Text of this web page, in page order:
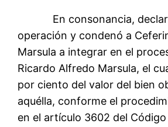
En consonancia, declaró
operación y condenó a
Marsula a integrar en el
Ricardo Alfredo Marsula, el
por ciento del valor del bien
aquélla, conforme el
en el artículo 3602 del